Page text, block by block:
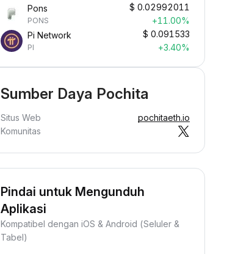
Pons
PONS
$ 0.02992011
+11.00%
Pi Network
PI
$ 0.091533
+3.40%
Sumber Daya Pochita
Situs Web
pochitaeth.io
Komunitas
Pindai untuk Mengunduh
Aplikasi
Kompatibel dengan iOS & Android (Seluler &
Tabel)